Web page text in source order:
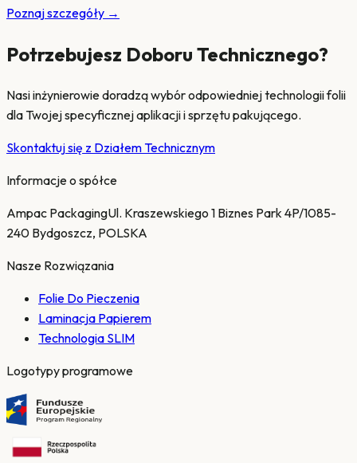
Poznaj szczegóły →
Potrzebujesz Doboru Technicznego?
Nasi inżynierowie doradzą wybór odpowiedniej technologii folii
dla Twojej specyficznej aplikacji i sprzętu pakującego.
Skontaktuj się z Działem Technicznym
Informacje o spółce
Ampac PackagingUl. Kraszewskiego 1 Biznes Park 4P/1085-
240 Bydgoszcz, POLSKA
Nasze Rozwiązania
Folie Do Pieczenia
Laminacja Papierem
Technologia SLIM
Logotypy programowe